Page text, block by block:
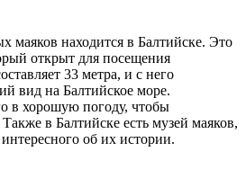
маяков находится в Балтийске. Это
открыт для посещения
33 метра, и с него
вид на Балтийское море.
в хорошую погоду, чтобы
в Балтийске есть музей маяков,
об их истории.